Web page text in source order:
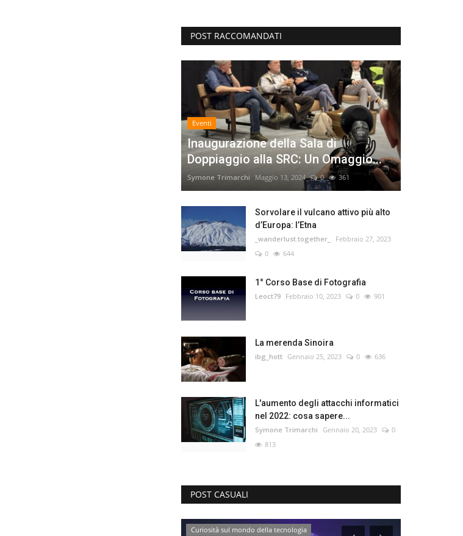
POST RACCOMANDATI
Eventi
Inaugurazione della Sala di
Doppiaggio alla SRC: Un Omaggio...
Symone Trimarchi Maggio 13, 2024 0 361
Sorvolare il vulcano attivo più alto
d’Europa: l’Etna
_wanderlust.together_
Febbraio 27, 2023
0
644
1° Corso Base di Fotografia
Leoct79 Febbraio 10, 2023 0 901
La merenda Sinoira
ibg_hott Gennaio 25, 2023 0 636
L'aumento degli attacchi informatici
nel 2022: cosa sapere...
Symone Trimarchi Gennaio 20, 2023
0
813
POST CASUALI
Curiosità sul mondo della tecnologia